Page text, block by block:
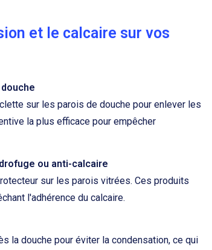
et le calcaire sur vos
sur les parois de douche pour enlever les
la plus efficace pour empêcher
ou anti-calcaire
sur les parois vitrées. Ces produits
l'adhérence du calcaire.
la douche pour éviter la condensation, ce qui